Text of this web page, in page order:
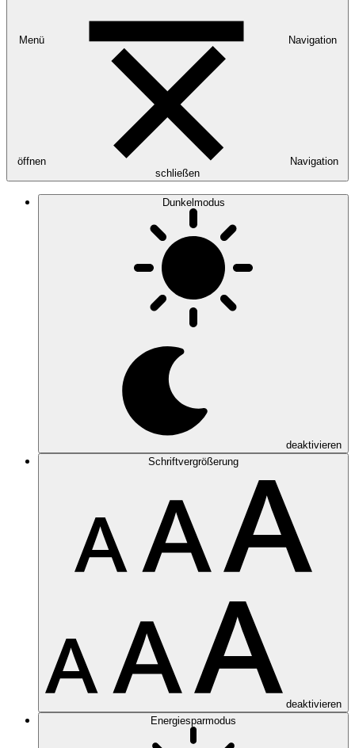
Menü Navigation
öffnen
Navigation
schließen
Dunkelmodus
deaktivieren
Schriftvergrößerung
deaktivieren
Energiesparmodus